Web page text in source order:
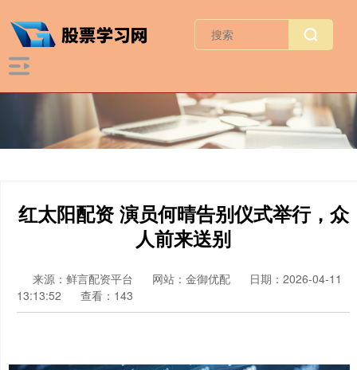
红太阳配资 演员何晴告别仪式举行，众
人前来送别
来源：鲜言配资平台 网站：金御优配
日期：2026-04-11
13:13:52
查看：143